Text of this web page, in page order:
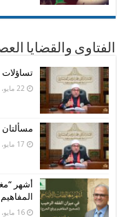
الفتاوى والقضايا
22 مايو، 2026
17 مايو، 2026
أشهر
16 مايو، 2026